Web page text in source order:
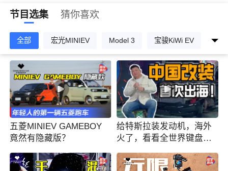
节目选集 猜你喜欢
全部 宏光MINIEV Model 3 宝骏KiWi EV 探
五菱MINIEV GAMEBOY
竟然有隐藏版？
给特斯拉装发动机，海外
火了，看看全世界键盘车